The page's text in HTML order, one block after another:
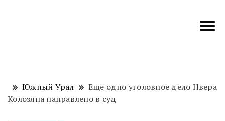
область
недвижимости
Южный Урал
Еще одно уголовное дело Нвера
Колозяна направлено в суд